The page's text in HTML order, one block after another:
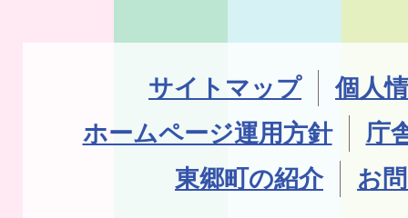
サイトマップ
個人
ホームページ運用方針
庁
東郷町の紹介
お